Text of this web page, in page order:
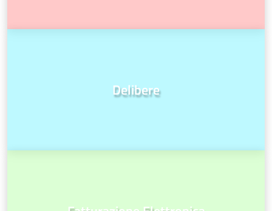
Delibere